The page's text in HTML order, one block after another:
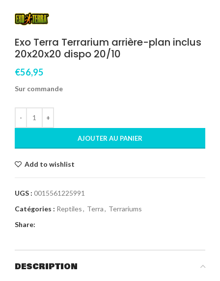
Exo Terra Terrarium arrière-plan inclus
20x20x20 dispo 20/10
€56,95
Sur commande
AJOUTER AU PANIER
Add to wishlist
UGS : 0015561225991
Catégories : Reptiles, Terra, Terrariums
Share:
DESCRIPTION